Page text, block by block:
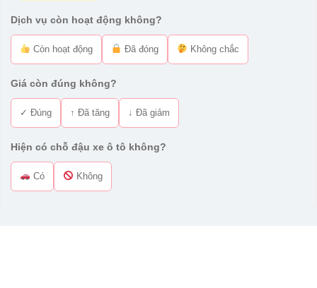
Dịch vụ còn hoạt động không?
Còn hoạt động Đã đóng Không chắc
Giá còn đúng không?
✓ Đúng ↑ Đã tăng ↓ Đã giảm
Hiện có chỗ đậu xe ô tô không?
Có Không